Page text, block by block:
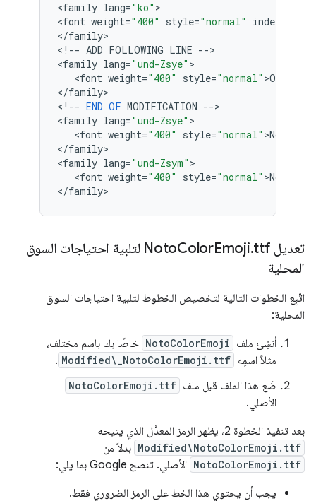
<family lang="ko" >
<font weight="400" style="normal" index
</family>
< ! -- ADD FOLLOWING LINE -->
<family lang="und-Zsye" >
   <
font weight="400" style="normal" >
</family>
< ! -- END OF MODIFICATION -->
<family lang="und-Zsye" >
   <
font weight="400" style="normal" >
</family>
<family lang="und-Zsym" >
   <
font weight="400" style="normal" >
</family
تعديل Noto ColorEmoji.
ttf لتلبية احتياجات السوق
المحلية
اتّبِع الخطوات التالية لتخصيص الخطوط لتلبية احتياجات السوق
المحلية:
أنشِئ ملف NotoColorEmoji خاصًا بك باسم مختلف،
مثلاً اسمِه Modified\_NotoColorEmoji.ttf
.
ضَع هذا الملف قبل ملف NotoColorEmoji.ttf
الأصلي.
بعد تنفيذ الخطوة 2، يظهر الرمز المعدَّل الذي يتيحه
Modified\NotoColorEmoji.ttf بدلاً من
NotoColorEmoji.ttf الأصلي. تنصح Google بما يلي:
يجب أن يحتوي هذا الخط على الرمز الضروري فقط.